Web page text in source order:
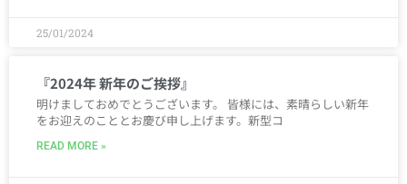
25/01/2024
『2024年 新年のご挨拶』
明けましておめでとうございます。 皆様には、素晴らしい新年
をお迎えのこととお慶び申し上げます。新型コ
READ MORE »